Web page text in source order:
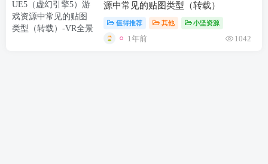
源中常见的贴图类型（转载）
值得推荐 其他 小坚资源
1年前 1042